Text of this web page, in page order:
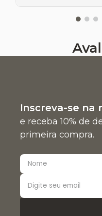
Inscreva-se na
e receba 10% de
primeira compra.